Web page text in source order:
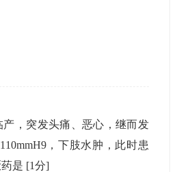
产，突发头痛、恶心，继而发
，下肢水肿，此时患
是 [1分]